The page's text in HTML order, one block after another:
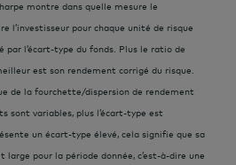
montre dans quelle mesure le
l’investisseur pour chaque unité de risque
par l’écart-type du fonds. Plus le ratio de
est son rendement corrigé du risque.
de la fourchette/dispersion de rendement
sont variables, plus l’écart-type est
un écart-type élevé, cela signifie que sa
pour la période donnée, c’est-à-dire une